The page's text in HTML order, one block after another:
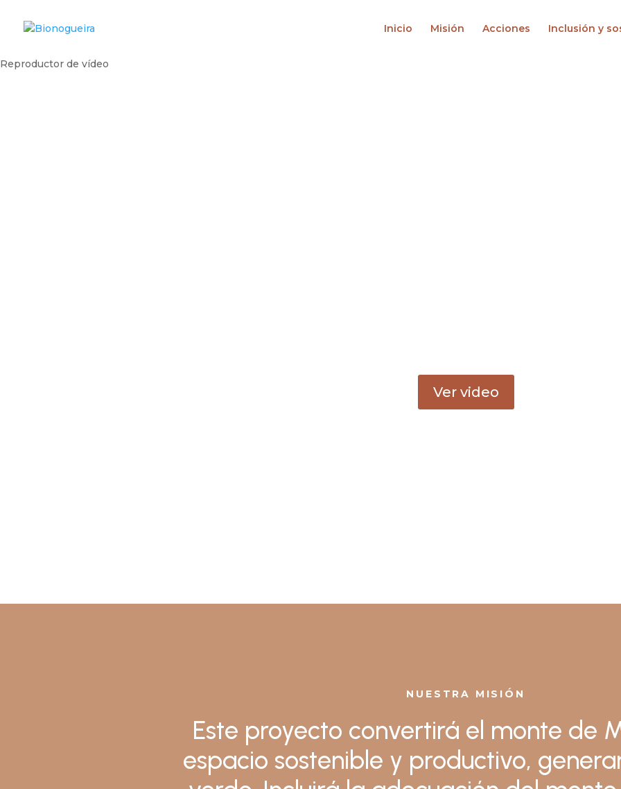
Inicio Misión Acciones Inclusión y
Reproductor de vídeo
Ver video
NUESTRA MISIÓN
Este proyecto convertirá el monte de
espacio sostenible y productivo,